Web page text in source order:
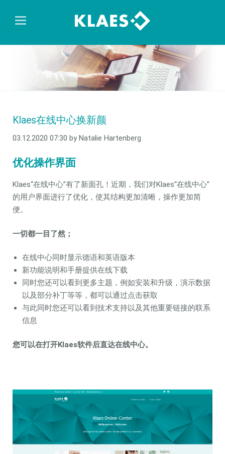
Klaes在线中心换新颜
03.12.2020 07:30 by Natalie Hartenberg
优化操作界面
Klaes“在线中心”有了新面孔！近期，我们对Klaes“在线中心”
的用户界面进行了优化，使其结构更加清晰，操作更加简
便。
一切都一目了然；
在线中心同时显示德语和英语版本
新功能说明和手册提供在线下载
同时您还可以看到更多主题，例如安装和升级，演示数据
以及部分补丁等等，都可以通过点击获取
与此同时您还可以看到技术支持以及其他重要链接的联系
信息
您可以在打开Klaes软件后直达在线中心。